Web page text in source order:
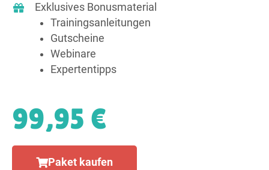
Exklusives Bonusmaterial
Trainings­anleitungen
Gutscheine
Webinare
Expertentipps
99,95 €
Paket kaufen